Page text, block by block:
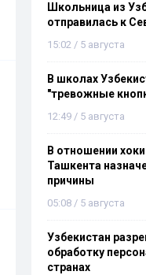
Школьница из
отправилась к
15:02 / 5 августа
В школах
"тревожные
12:49 / 5 августа
В отношении
Ташкента
причины
05:08 / 5 августа
Узбекистан
обработку
странах